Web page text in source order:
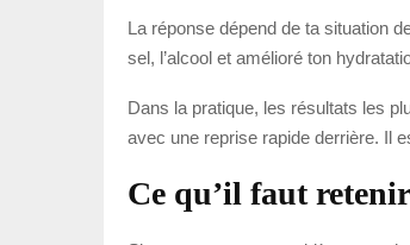
La réponse dépend de ta situation
sel, l’alcool et amélioré ton
Dans la pratique, les résultats les
avec une reprise rapide derrière. Il
Ce qu’il faut